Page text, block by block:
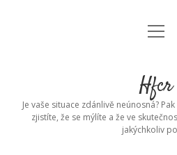
open
Hfcr
Je vaše situace zdánlivě neúnosná?
zjistíte, že se mýlíte a že ve
jakýchkoliv